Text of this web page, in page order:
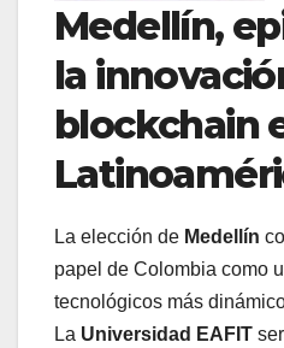
Medellín,
la
blockchain
La elección de Medellín
papel de Colombia como
tecnológicos más
La Universidad EAFIT